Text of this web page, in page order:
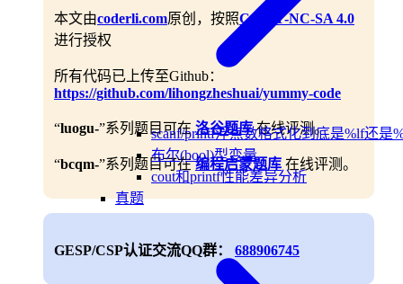
scanf/printf浮点数格式化到底是%lf还是
布尔(bool)型变量
cout和printf性能差异分析
真题
本文由coderli.com原创，按照CC BY-NC-SA 4.0
进行授权
所有代码已上传至Github：
https://github.com/lihongzheshuai/yummy-code
“luogu-”系列题目可在洛谷题库在线评测。
“bcqm-”系列题目可在编程启蒙题库 在线评测。
GESP/CSP认证交流QQ群： 688906745